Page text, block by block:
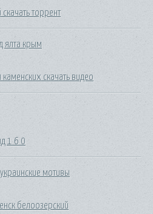
торрент
ялта крым
скачать видео
1 6 0
мотивы
белоозерский